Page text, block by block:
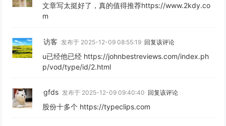
文章写太挺好了，真的值得推荐https://www.2kdy.co
m
访客 发布于 2025-12-09 08:55:19 回复该评论
u已经他已经 https://johnbestreviews.com/index.ph
p/vod/type/id/2.html
gfds 发布于 2025-12-09 09:40:40 回复该评论
股份十多个 https://typeclips.com